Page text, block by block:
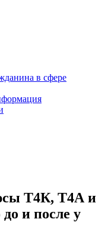
в сфере
Т4К, Т4А и
и после у